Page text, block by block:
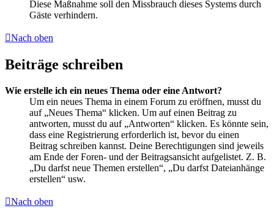
Diese Maßnahme soll den Missbrauch dieses Systems durch
Gäste verhindern.
Nach oben
Beiträge schreiben
Wie erstelle ich ein neues Thema oder eine Antwort?
Um ein neues Thema in einem Forum zu eröffnen, musst du
auf „Neues Thema“ klicken. Um auf einen Beitrag zu
antworten, musst du auf „Antworten“ klicken. Es könnte sein,
dass eine Registrierung erforderlich ist, bevor du einen
Beitrag schreiben kannst. Deine Berechtigungen sind jeweils
am Ende der Foren- und der Beitragsansicht aufgelistet. Z. B.
„Du darfst neue Themen erstellen“, „Du darfst Dateianhänge
erstellen“ usw.
Nach oben